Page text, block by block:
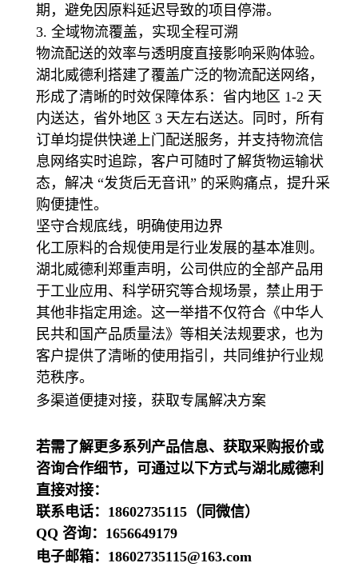
期，避免因原料延迟导致的项目停滞。
3. 全域物流覆盖，实现全程可溯
物流配送的效率与透明度直接影响采购体验。
湖北威德利搭建了覆盖广泛的物流配送网络，
形成了清晰的时效保障体系：省内地区 1-2 天
内送达，省外地区 3 天左右送达。同时，所有
订单均提供快递上门配送服务，并支持物流信
息网络实时追踪，客户可随时了解货物运输状
态，解决 “发货后无音讯” 的采购痛点，提升采
购便捷性。
坚守合规底线，明确使用边界
化工原料的合规使用是行业发展的基本准则。
湖北威德利郑重声明，公司供应的全部产品用
于工业应用、科学研究等合规场景，禁止用于
其他非指定用途。这一举措不仅符合《中华人
民共和国产品质量法》等相关法规要求，也为
客户提供了清晰的使用指引，共同维护行业规
范秩序。
多渠道便捷对接，获取专属解决方案
若需了解更多系列产品信息、获取采购报价或
咨询合作细节，可通过以下方式与湖北威德利
直接对接：
联系电话：18602735115（同微信）
QQ 咨询：1656649179
电子邮箱：18602735115@163.com